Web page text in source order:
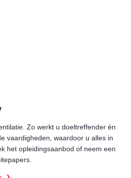
Zo werkt u doeltreffender én
vaardigheden, waardoor u alles in
het opleidingsaanbod of neem een